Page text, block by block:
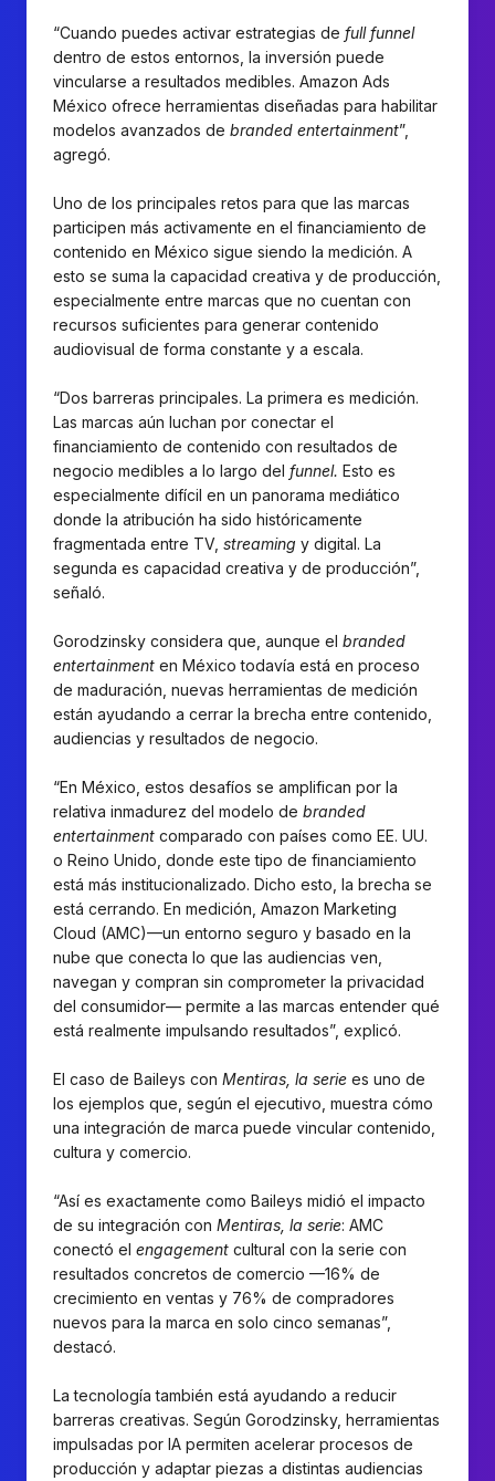
“Cuando puedes activar estrategias de full funnel
dentro de estos entornos, la inversión puede
vincularse a resultados medibles. Amazon Ads
México ofrece herramientas diseñadas para habilitar
modelos avanzados de branded entertainment”,
agregó.
Uno de los principales retos para que las marcas
participen más activamente en el financiamiento de
contenido en México sigue siendo la medición. A
esto se suma la capacidad creativa y de producción,
especialmente entre marcas que no cuentan con
recursos suficientes para generar contenido
audiovisual de forma constante y a escala.
“Dos barreras principales. La primera es medición.
Las marcas aún luchan por conectar el
financiamiento de contenido con resultados de
negocio medibles a lo largo del funnel. Esto es
especialmente difícil en un panorama mediático
donde la atribución ha sido históricamente
fragmentada entre TV, streaming y digital. La
segunda es capacidad creativa y de producción”,
señaló.
Gorodzinsky considera que, aunque el branded
entertainment en México todavía está en proceso
de maduración, nuevas herramientas de medición
están ayudando a cerrar la brecha entre contenido,
audiencias y resultados de negocio.
“En México, estos desafíos se amplifican por la
relativa inmadurez del modelo de branded
entertainment comparado con países como EE. UU.
o Reino Unido, donde este tipo de financiamiento
está más institucionalizado. Dicho esto, la brecha se
está cerrando. En medición, Amazon Marketing
Cloud (AMC)—un entorno seguro y basado en la
nube que conecta lo que las audiencias ven,
navegan y compran sin comprometer la privacidad
del consumidor— permite a las marcas entender qué
está realmente impulsando resultados”, explicó.
El caso de Baileys con Mentiras, la serie es uno de
los ejemplos que, según el ejecutivo, muestra cómo
una integración de marca puede vincular contenido,
cultura y comercio.
“Así es exactamente como Baileys midió el impacto
de su integración con Mentiras, la serie: AMC
conectó el engagement cultural con la serie con
resultados concretos de comercio —16% de
crecimiento en ventas y 76% de compradores
nuevos para la marca en solo cinco semanas”,
destacó.
La tecnología también está ayudando a reducir
barreras creativas. Según Gorodzinsky, herramientas
impulsadas por IA permiten acelerar procesos de
producción y adaptar piezas a distintas audiencias